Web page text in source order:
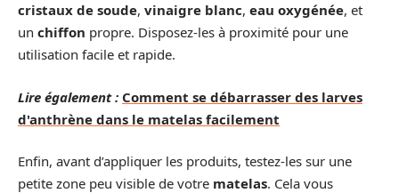
cristaux de soude, vinaigre blanc, eau oxygénée, et
un chiffon propre. Disposez-les à proximité pour une
utilisation facile et rapide.
Lire également : Comment se débarrasser des larves
d'anthrène dans le matelas facilement
Enfin, avant d’appliquer les produits, testez-les sur une
petite zone peu visible de votre matelas. Cela vous